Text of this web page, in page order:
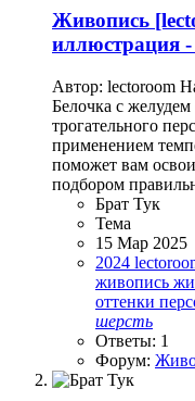
Живопись
иллюстрация -
Автор: lectoroom
Белочка с
трогательного
применением
поможет вам
подбором
Брат Тук
Тема
15 Мар 2025
2024
живопись
оттенки
шерсть
Ответы: 1
Форум: